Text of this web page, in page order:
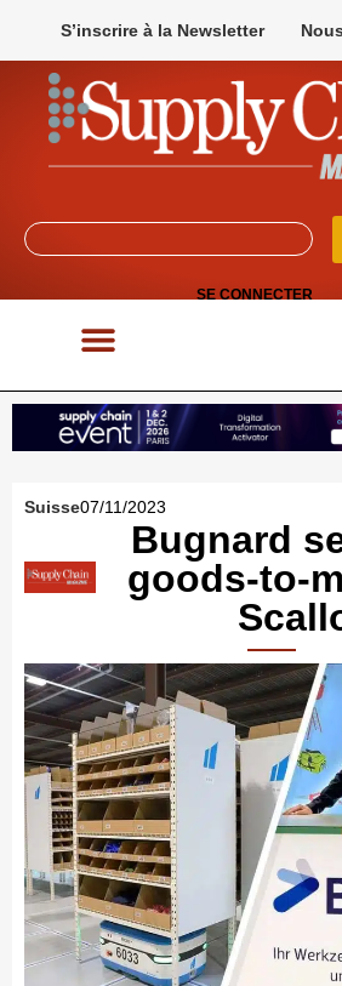
S’inscrire à la Newsletter
SE CONNECTER
Bugnard
goods-to-
Suisse07/11/2023